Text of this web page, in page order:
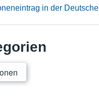
in der